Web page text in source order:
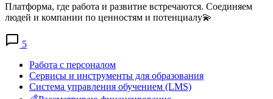
Платформа, где работа и развитие встречаются. Соединяем
людей и компании по ценностям и потенциалу💫
5
Работа с персоналом
Сервисы и инструменты для образования
Система управления обучением (LMS)